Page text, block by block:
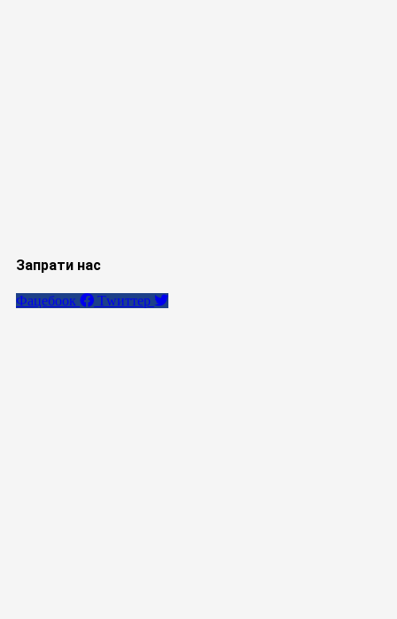
Запрати нас
Фацебоок Тwиттер